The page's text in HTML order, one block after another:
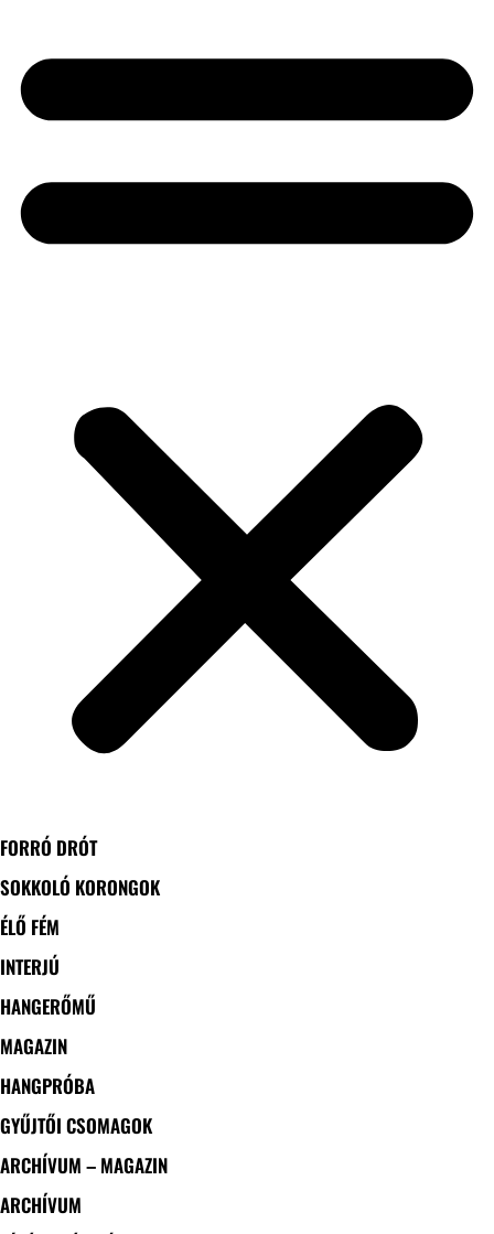
FORRÓ DRÓT
SOKKOLÓ KORONGOK
ÉLŐ FÉM
INTERJÚ
HANGERŐMŰ
MAGAZIN
HANGPRÓBA
GYŰJTŐI CSOMAGOK
ARCHÍVUM – MAGAZIN
ARCHÍVUM